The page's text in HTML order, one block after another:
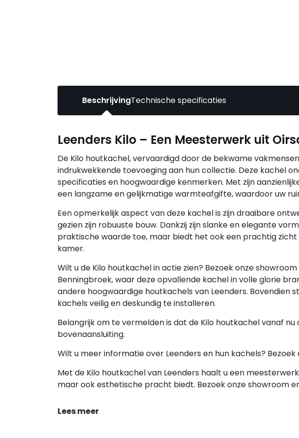
BeschrijvingTechnische specificaties
Leenders Kilo – Een Meesterwerk uit
De Kilo houtkachel, vervaardigd door de bekwame
indrukwekkende toevoeging aan hun collectie. Deze kachel
specificaties en hoogwaardige kenmerken. Met zijn
een langzame en gelijkmatige warmteafgifte, waardoor uw
Een opmerkelijk aspect van deze kachel is zijn draaibare
gezien zijn robuuste bouw. Dankzij zijn slanke en elegante
praktische waarde toe, maar biedt het ook een prachtig
kamer.
Wilt u de Kilo houtkachel in actie zien? Bezoek onze
Benningbroek, waar deze opvallende kachel in volle glorie
andere hoogwaardige houtkachels van Leenders. Bovendien
kachels veilig en deskundig te installeren.
Belangrijk om te vermelden is dat de Kilo houtkachel vanaf
bovenaansluiting.
Wilt u meer informatie over Leenders en hun kachels?
Met de Kilo houtkachel van Leenders haalt u een
maar ook esthetische pracht biedt. Bezoek onze showroom
Lees meer